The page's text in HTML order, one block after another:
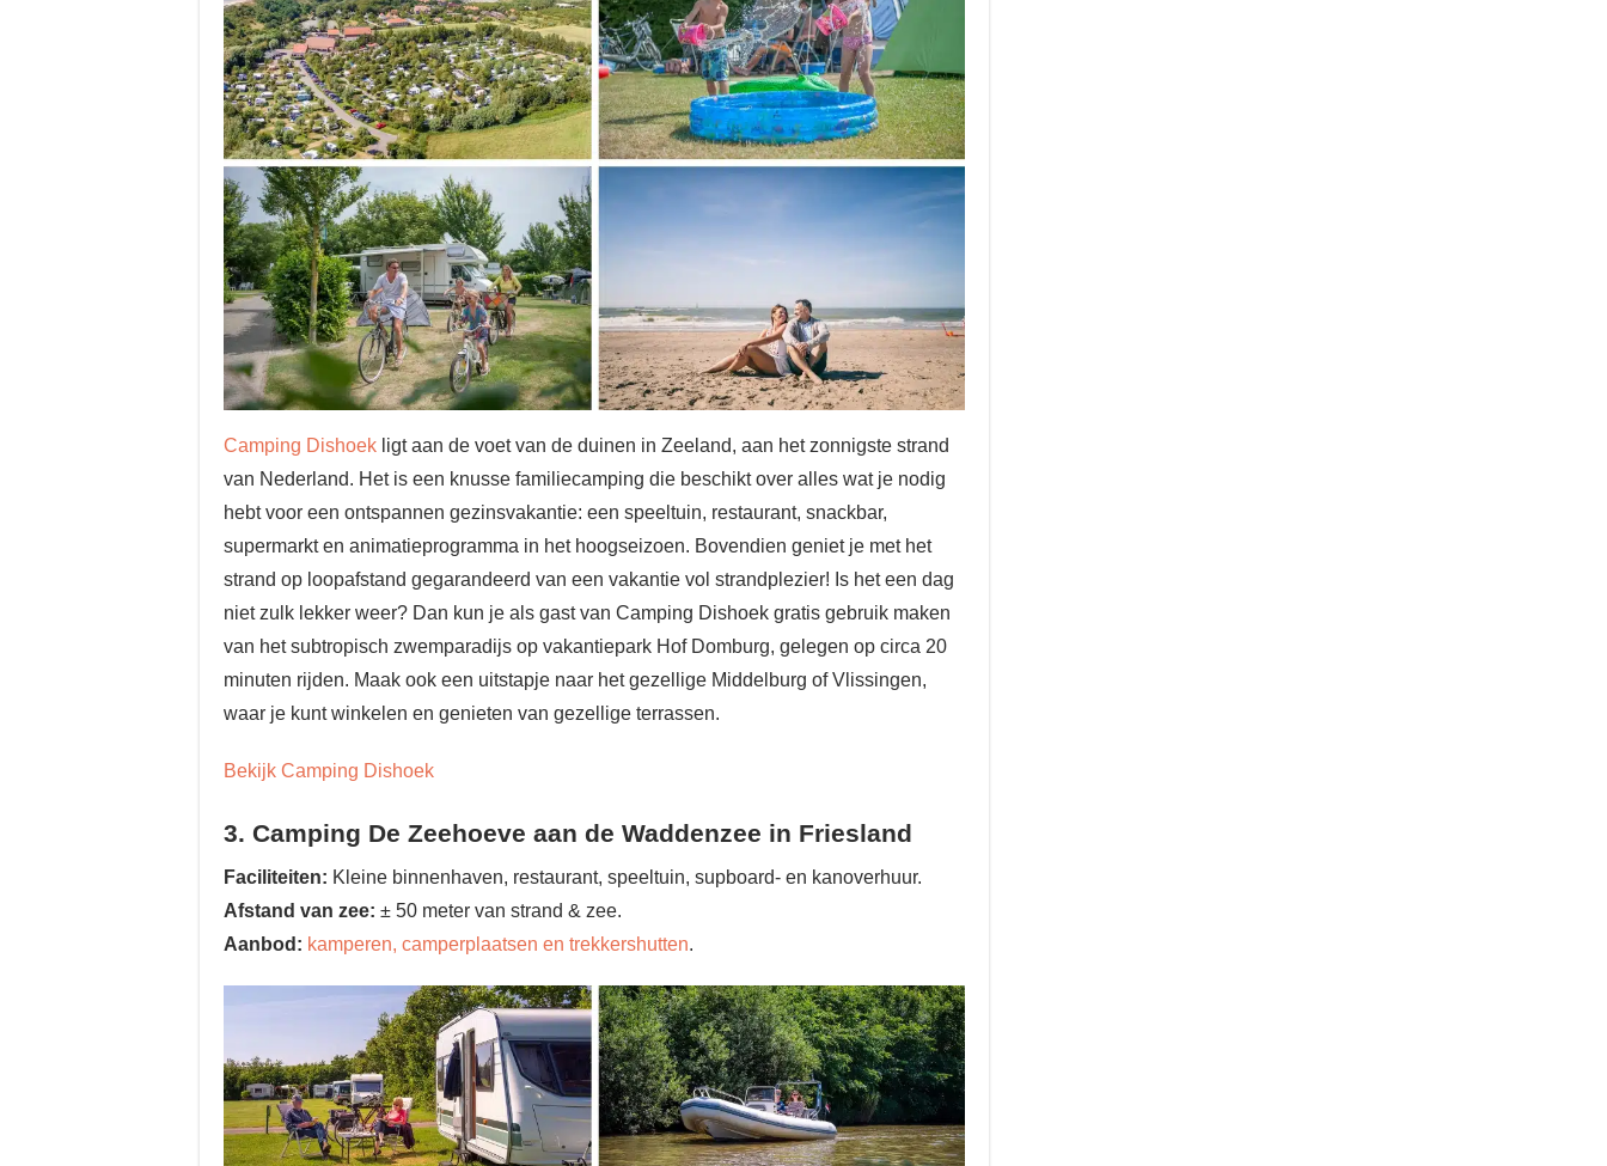
Camping Dishoek ligt aan de voet van de duinen in Zeeland, aan het zonnigste strand
van Nederland. Het is een knusse familiecamping die beschikt over alles wat je nodig
hebt voor een ontspannen gezinsvakantie: een speeltuin, restaurant, snackbar,
supermarkt en animatieprogramma in het hoogseizoen. Bovendien geniet je met het
strand op loopafstand gegarandeerd van een vakantie vol strandplezier! Is het een dag
niet zulk lekker weer? Dan kun je als gast van Camping Dishoek gratis gebruik maken
van het subtropisch zwemparadijs op vakantiepark Hof Domburg, gelegen op circa 20
minuten rijden. Maak ook een uitstapje naar het gezellige Middelburg of Vlissingen,
waar je kunt winkelen en genieten van gezellige terrassen.
Bekijk Camping Dishoek
3. Camping De Zeehoeve aan de Waddenzee in Friesland
Faciliteiten: Kleine binnenhaven, restaurant, speeltuin, supboard- en kanoverhuur.
Afstand van zee: ± 50 meter van strand & zee.
Aanbod: kamperen, camperplaatsen en trekkershutten.